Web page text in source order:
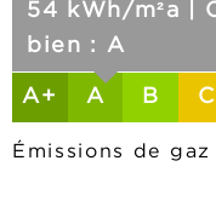
A+
54 kWh/m²a |
bien : A
A B C
Émissions de